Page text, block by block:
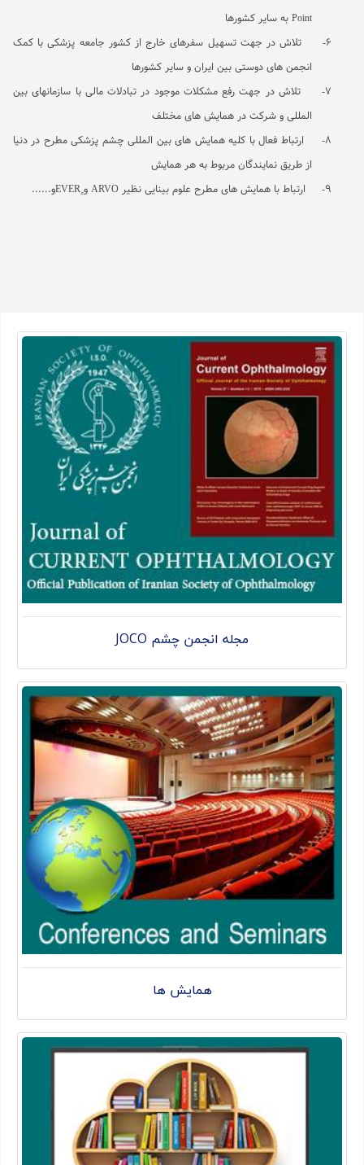
Point به سایر کشورها
6-
تلاش در جهت تسهیل سفرهای خارج از کشور جامعه پزشکی با کمک
انجمن های دوستی بین ایران و سایر کشورها
7-
تلاش در جهت رفع مشکلات موجود در تبادلات مالی با سازمانهای بین
المللی و شرکت در همایش های مختلف
8-
ارتباط فعال با کلیه همایش های بین المللی چشم پزشکی مطرح در دنیا
از طریق نمایندگان مربوط به هر همایش
9-
ارتباط با همایش های مطرح علوم بینایی نظیر ARVO و ٍEVERو......
مجله انجمن چشم JOCO
همایش ها